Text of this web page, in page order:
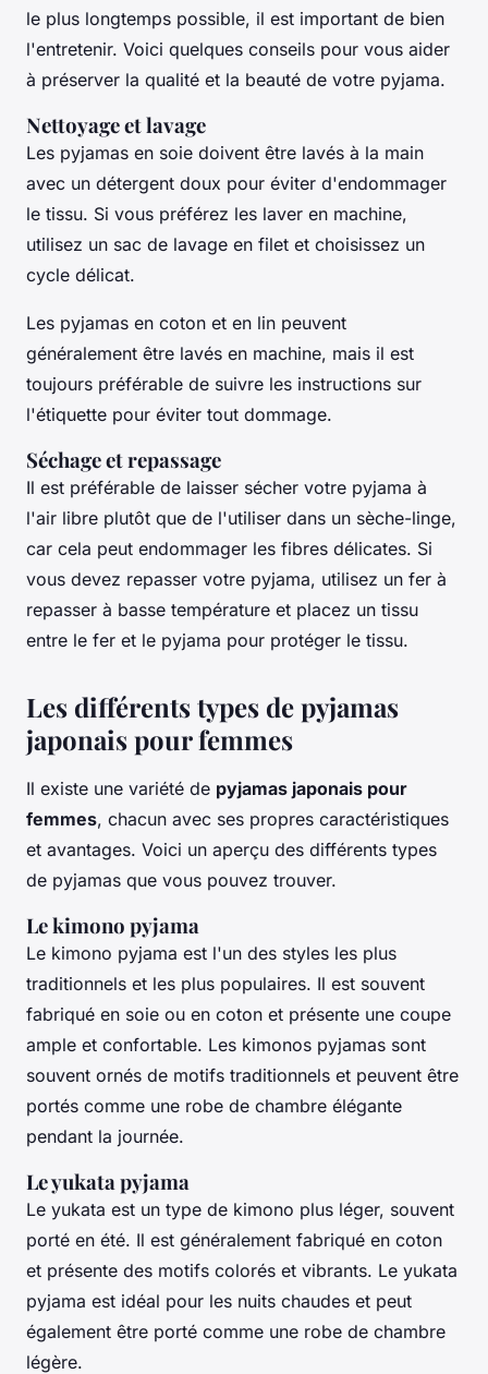
le plus longtemps possible, il est important de bien
l'entretenir. Voici quelques conseils pour vous aider
à préserver la qualité et la beauté de votre pyjama.
Nettoyage et lavage
Les pyjamas en soie doivent être lavés à la main
avec un détergent doux pour éviter d'endommager
le tissu. Si vous préférez les laver en machine,
utilisez un sac de lavage en filet et choisissez un
cycle délicat.
Les pyjamas en coton et en lin peuvent
généralement être lavés en machine, mais il est
toujours préférable de suivre les instructions sur
l'étiquette pour éviter tout dommage.
Séchage et repassage
Il est préférable de laisser sécher votre pyjama à
l'air libre plutôt que de l'utiliser dans un sèche-linge,
car cela peut endommager les fibres délicates. Si
vous devez repasser votre pyjama, utilisez un fer à
repasser à basse température et placez un tissu
entre le fer et le pyjama pour protéger le tissu.
Les différents types de pyjamas
japonais pour femmes
Il existe une variété de pyjamas japonais pour
femmes, chacun avec ses propres caractéristiques
et avantages. Voici un aperçu des différents types
de pyjamas que vous pouvez trouver.
Le kimono pyjama
Le kimono pyjama est l'un des styles les plus
traditionnels et les plus populaires. Il est souvent
fabriqué en soie ou en coton et présente une coupe
ample et confortable. Les kimonos pyjamas sont
souvent ornés de motifs traditionnels et peuvent être
portés comme une robe de chambre élégante
pendant la journée.
Le yukata pyjama
Le yukata est un type de kimono plus léger, souvent
porté en été. Il est généralement fabriqué en coton
et présente des motifs colorés et vibrants. Le yukata
pyjama est idéal pour les nuits chaudes et peut
également être porté comme une robe de chambre
légère.